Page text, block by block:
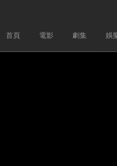
首頁 電影 劇集 娛